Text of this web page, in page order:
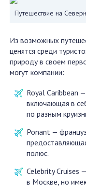
Путешествие на
Из возможных
ценятся среди
природу в своем
могут компании:
Royal Caribbean
включающая в
по разным
Ponant —
полюс.
Celebrity Cruises
в Москве, но